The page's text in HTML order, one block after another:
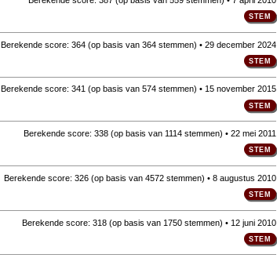
Berekende score: 364(op basis van 364 stemmen) • 29 december 2024
Berekende score: 341(op basis van 574 stemmen) • 15 november 2015
Berekende score: 338(op basis van 1114 stemmen) • 22 mei 2011
Berekende score: 326(op basis van 4572 stemmen) • 8 augustus 2010
Berekende score: 318(op basis van 1750 stemmen) • 12 juni 2010